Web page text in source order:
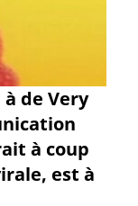
de Very
à coup
est à